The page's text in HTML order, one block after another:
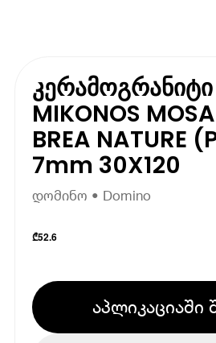
კერამოგრანიტი
MIKONOS
BREA NATURE
7mm 30X120
დომინო • Domino
₾52.6
აპლიკაციაში